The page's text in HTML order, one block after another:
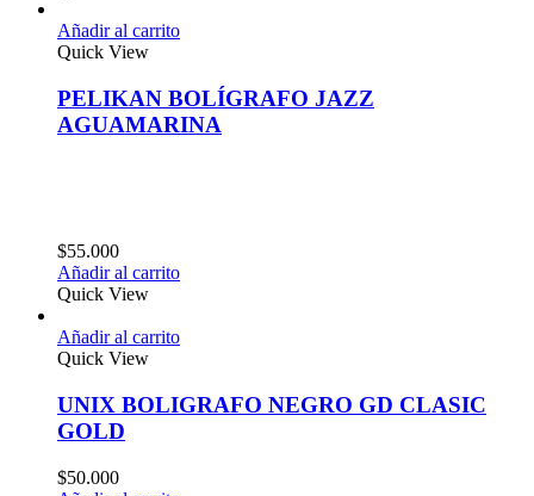
Añadir al carrito
Quick View
PELIKAN BOLÍGRAFO JAZZ
AGUAMARINA
$55.000
Añadir al carrito
Quick View
Añadir al carrito
Quick View
UNIX BOLIGRAFO NEGRO GD CLASIC
GOLD
$50.000